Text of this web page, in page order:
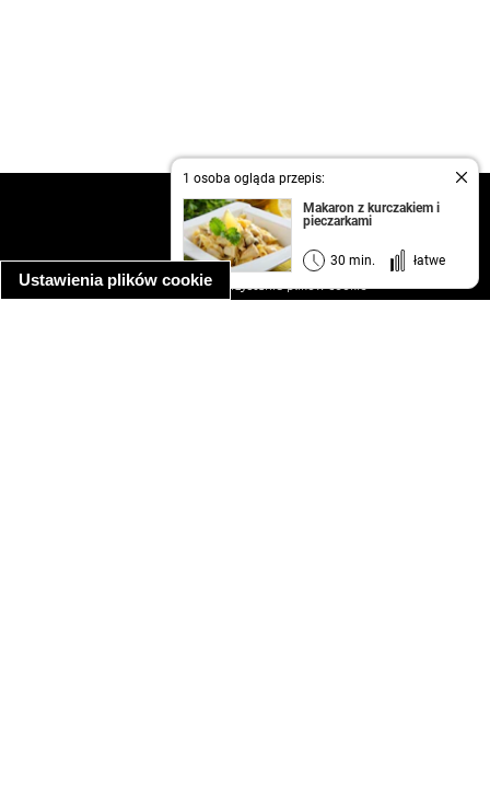
Ustawienia plików cookie
1 osoba ogląda przepis:
Makaron z kurczakiem i
pieczarkami
30 min. łatwe
kontakt
regulamin
informacja o prywatności
informacja o wykorzystaniu plików cookie